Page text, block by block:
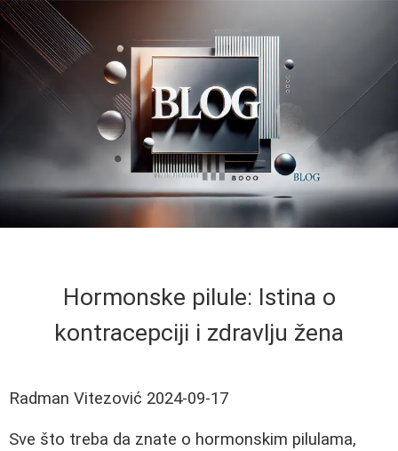
Hormonske pilule: Istina o
kontracepciji i zdravlju žena
Radman Vitezović 2024-09-17
Sve što treba da znate o hormonskim pilulama,